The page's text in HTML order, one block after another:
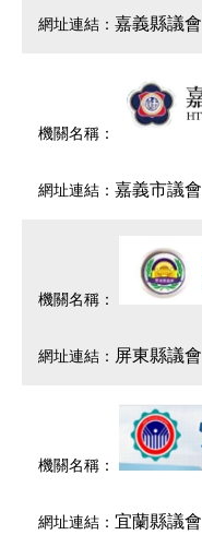
嘉義縣議會
嘉義市議會
屏東縣議會
宜蘭縣議會